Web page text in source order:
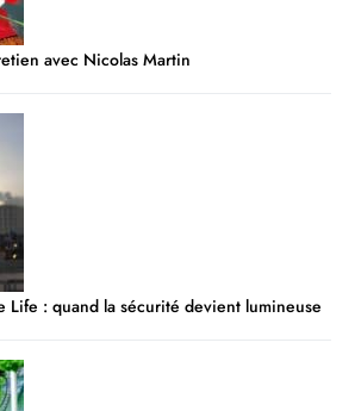
avec Nicolas Martin
Life : quand la sécurité devient lumineuse